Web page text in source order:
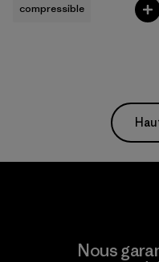
compressible
Nous